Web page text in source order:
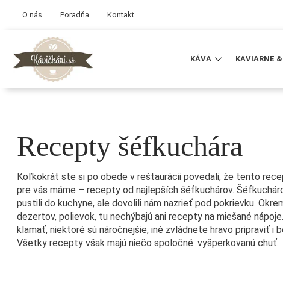
O nás Poradňa Kontakt
KÁVA KAVIARNE
Recepty šéfkuchára
Koľkokrát ste si po obede v reštaurácii povedali, že tento
pre vás máme – recepty od najlepších šéfkuchárov.
pustili do kuchyne, ale dovolili nám nazrieť pod pokrievku.
dezertov, polievok, tu nechýbajú ani recepty na miešané
klamať, niektoré sú náročnejšie, iné zvládnete hravo pripraviť i
Všetky recepty však majú niečo spoločné: vyšperkovanú chuť.